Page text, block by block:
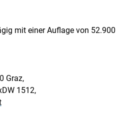
content
mit einer Auflage von 52.900
Graz,
1512,